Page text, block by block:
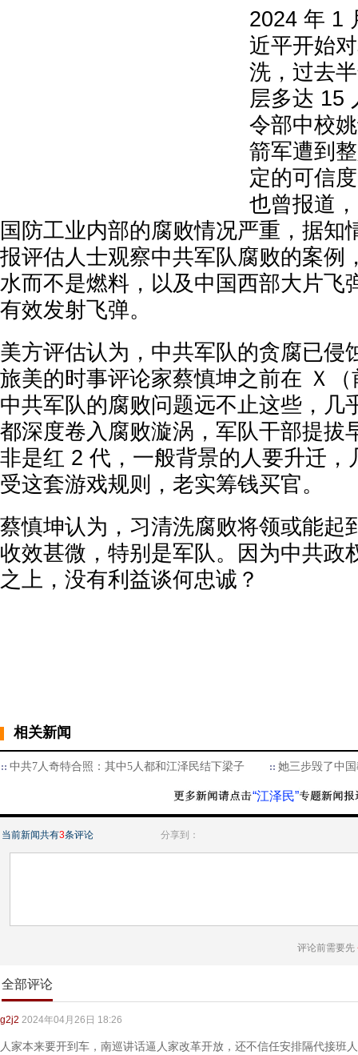
2024 年 1
近平开始
洗，过去
层多达 15
令部中校
箭军遭到
定的可信
也曾报道
国防工业内部的腐败情况严重，据知
报评估人士观察中共军队腐败的案例
水而不是燃料，以及中国西部大片飞
有效发射飞弹。
美方评估认为，中共军队的贪腐已侵
旅美的时事评论家蔡慎坤之前在 Ｘ
中共军队的腐败问题远不止这些，几
都深度卷入腐败漩涡，军队干部提拔
非是红 2 代，一般背景的人要升迁，
受这套游戏规则，老实筹钱买官。
蔡慎坤认为，习清洗腐败将领或能起
收效甚微，特别是军队。因为中共政
之上，没有利益谈何忠诚？
相关新闻
中共7人奇特合照：其中5人都和江泽民结下梁子 她三步毁了中
“江泽民”
当前新闻共有3条评论 分享到：
评论前需要先
全部评论
g2j2 2024年04月26日 18:26
人家本来要开到车，南巡讲话逼人家改革开放，还不信任安排隔代接班